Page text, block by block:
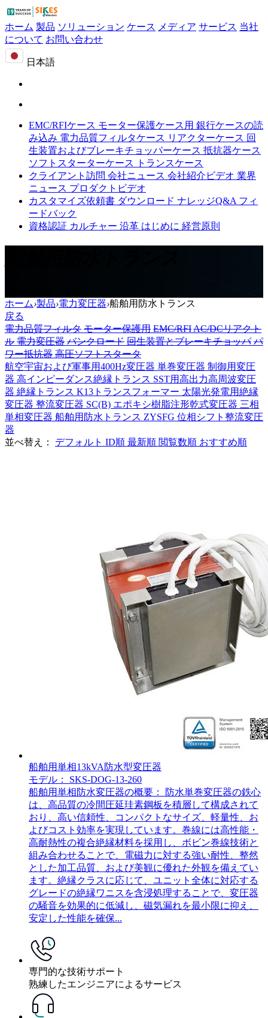
ホーム 製品 ソリューション ケース メディア サービス 当社
について お問い合わせ
日本語
EMC/RFIケース モーター保護ケース用 銀行ケースの読
み込み 電力品質フィルタケース リアクターケース 回
生装置およびブレーキチョッパーケース 抵抗器ケース
ソフトスターターケース
トランスケース
クライアント訪問 会社ニュース 会社紹介ビデオ 業界
ニュース プロダクトビデオ
カスタマイズ依頼書 ダウンロード ナレッジQ&A フィ
ードバック
資格認証 カルチャー 沿革 はじめに 経営原則
ホーム›製品›電力変圧器›船舶用防水トランス
戻る
電力品質フィルタ モーター保護用 EMC/RFIAC/DCリアクト
ル 電力変圧器 バンクロード 回生装置とブレーキチョッパ パ
ワー抵抗器 高圧ソフトスタータ
航空宇宙および軍事用400Hz変圧器 単巻変圧器 制御用変圧
器 高インピーダンス絶縁トランス SST用高出力高周波変圧
器 絶縁トランス K13トランスフォーマー 太陽光発電用絶縁
変圧器 整流変圧器 SC(B) エポキシ樹脂注形乾式変圧器 三相
単相変圧器 船舶用防水トランス ZYSFG 位相シフト整流変圧
器
並べ替え：
デフォルト ID順 最新順 閲覧数順 おすすめ順
船舶用単相13kVA防水型変圧器
モデル： SKS-DOG-13-260
船舶用単相防水変圧器の概要： 防水単巻変圧器の鉄心
は、高品質の冷間圧延珪素鋼板を積層して構成されて
おり、高い信頼性、コンパクトなサイズ、軽量性、お
よびコスト効率を実現しています。巻線には高性能・
高耐熱性の複合絶縁材料を採用し、ボビン巻線技術と
組み合わせることで、電磁力に対する強い耐性、整然
とした加工品質、および美観に優れた外観を備えてい
ます。絶縁クラスに応じて、ユニット全体に対応する
グレードの絶縁ワニスを含浸処理することで、変圧器
の騒音を効果的に低減し、磁気漏れを最小限に抑え、
安定した性能を確保...
専門的な技術サポート
熟練したエンジニアによるサービス